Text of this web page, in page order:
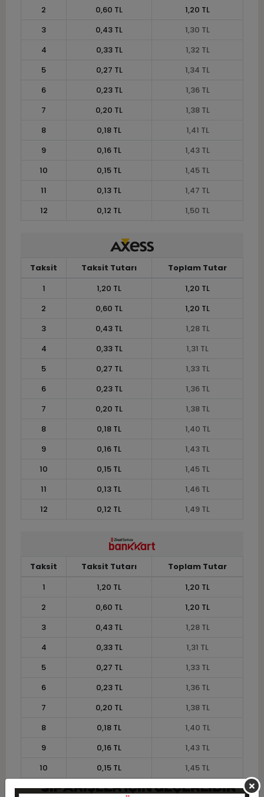
2 0,60 TL
1,20 TL
3
0,43 TL
1,30 TL
4
0,33 TL
1,32 TL
5
0,27 TL
1,34 TL
6
0,23 TL
1,36 TL
7
0,20 TL
1,38 TL
8
0,18 TL
1,41 TL
9
0,16 TL
1,43 TL
10
0,15 TL
1,45 TL
11
0,13 TL
1,47 TL
12
0,12 TL 1,50 TL
Taksit Taksit Tutarı
Toplam Tutar
1
1,20 TL
1,20 TL
2
0,60 TL
1,20 TL
3
0,43 TL
1,28 TL
4
0,33 TL
1,31 TL
5
0,27 TL
1,33 TL
6
0,23 TL
1,36 TL
7
0,20 TL
1,38 TL
8
0,18 TL
1,40 TL
9
0,16 TL
1,43 TL
10
0,15 TL
1,45 TL
11
0,13 TL
1,46 TL
12
0,12 TL 1,49 TL
Taksit Taksit Tutarı
Toplam Tutar
1
1,20 TL
1,20 TL
2
0,60 TL
1,20 TL
3
0,43 TL
1,28 TL
4
0,33 TL
1,31 TL
5
0,27 TL
1,33 TL
6
0,23 TL
1,36 TL
7
0,20 TL
1,38 TL
8
0,18 TL
1,40 TL
9
0,16 TL
1,43 TL
10
0,15 TL
1,45 TL
11
0,13 TL
1,46 TL